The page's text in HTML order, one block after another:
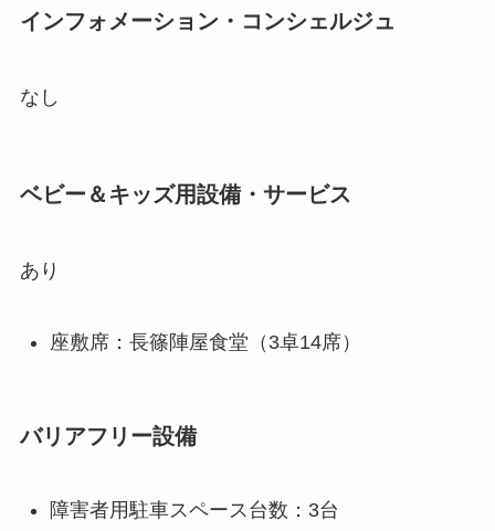
インフォメーション・コンシェルジュ
なし
ベビー＆キッズ用設備・サービス
あり
座敷席：長篠陣屋食堂（3卓14席）
バリアフリー設備
障害者用駐車スペース台数：3台